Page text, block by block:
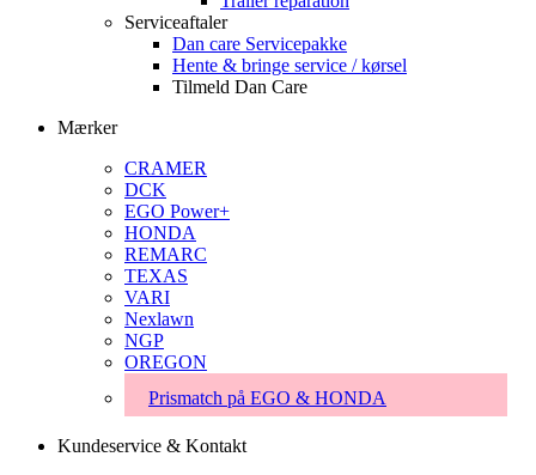
Serviceaftaler
Dan care Servicepakke
Hente & bringe service / kørsel
Tilmeld Dan Care
Mærker
CRAMER
DCK
EGO Power+
HONDA
REMARC
TEXAS
VARI
Nexlawn
NGP
OREGON
Prismatch på EGO & HONDA
Kundeservice & Kontakt